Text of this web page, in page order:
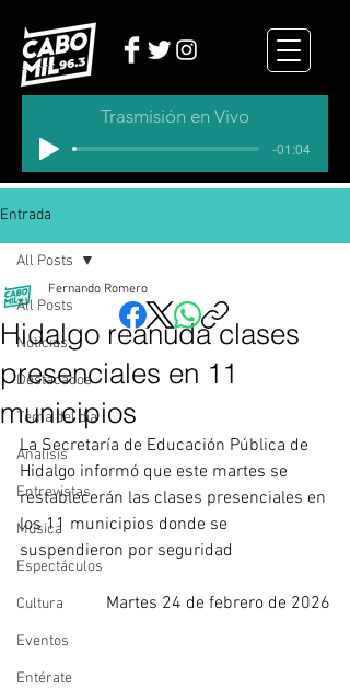
Trasmisión en Vivo
-01:04
Entrada
All Posts
Noticias
Destacados
Tema del dia
Analisis
Entrevistas
Música
Espectáculos
Cultura
Eventos
Entérate
All Posts
Hidalgo reanuda clases
presenciales en 11
municipios​
Fernando Romero
La Secretaría de Educación Pública de
Hidalgo informó que este martes se
restablecerán las clases presenciales en
los 11 municipios donde se
suspendieron por seguridad
Martes 24 de febrero de 2026